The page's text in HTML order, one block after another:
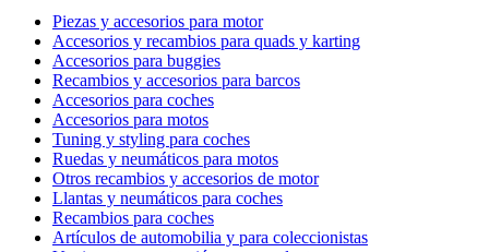
Piezas y accesorios para motor
Accesorios y recambios para quads y karting
Accesorios para buggies
Recambios y accesorios para barcos
Accesorios para coches
Accesorios para motos
Tuning y styling para coches
Ruedas y neumáticos para motos
Otros recambios y accesorios de motor
Llantas y neumáticos para coches
Recambios para coches
Artículos de automobilia y para coleccionistas